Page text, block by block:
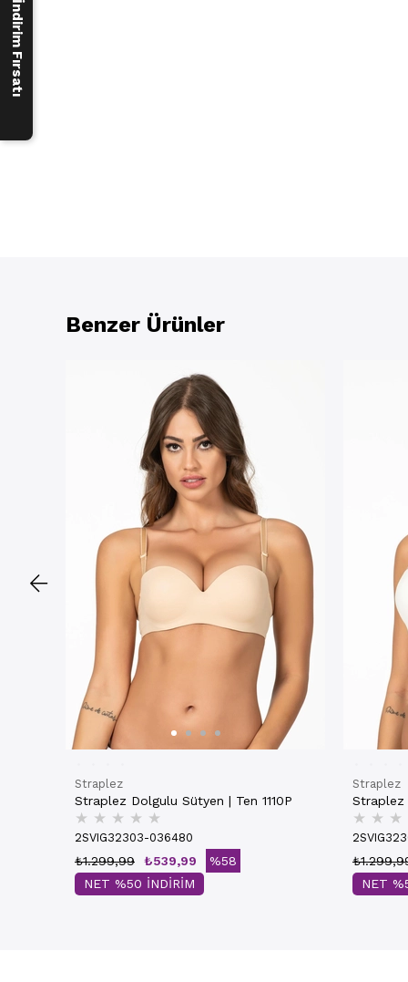
Benzer Ürünler
Straplez
Straplez Dolgulu Sütyen | Ten 1110P
★ ★ ★ ★ ★
2SVIG32303-036480
₺539,99
₺1.299,99
%58
NET %50 İNDİRİM
Straplez
Straplez
★ ★ ★
NET